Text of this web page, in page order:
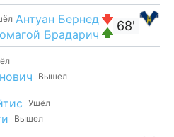
68'
Антуан Бернед
Брадарич
Вышел
Ушёл
Вышел